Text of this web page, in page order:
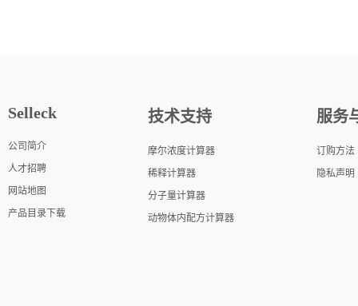
Selleck
公司简介
人才招聘
网站地图
产品目录下载
技术支持
摩尔浓度计算器
稀释计算器
分子量计算器
动物体内配方计算器
服务
订购方法
隐私声明